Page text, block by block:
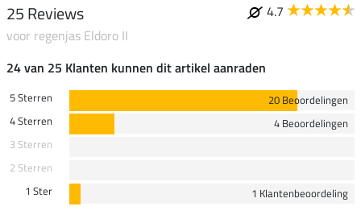
25 Reviews
4.7
voor regenjas Eldoro II
24 van 25 Klanten kunnen dit artikel aanraden
5 Sterren
20 Beoordelingen
4 Sterren
4 Beoordelingen
3 Sterren
2 Sterren
1 Ster
1 Klantenbeoordeling